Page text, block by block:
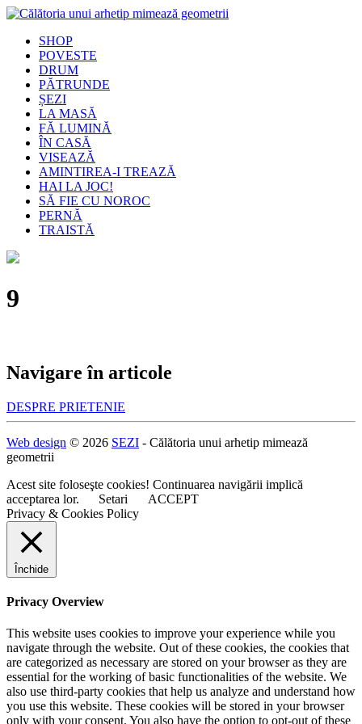
SHOP
POVESTE
DRUM
PĂTRUNDE
ȘEZI
LA MASĂ
FĂ LUMINĂ
ÎN CASĂ
VISEAZĂ
AMINTIREA-I TREAZĂ
HAI LA JOC!
SĂ FIE CU NOROC
PERNĂ
TRAISTĂ
9
Navigare în articole
DESPRE PRIETENIE
Web design © 2026 SEZI - Călătoria unui arhetip mimează
geometrii
Acest site foloseşte cookies! Continuarea navigării implică
acceptarea lor.
Setari
ACCEPT
Privacy & Cookies Policy
Închide
Privacy Overview
This website uses cookies to improve your experience while you
navigate through the website. Out of these cookies, the cookies that
are categorized as necessary are stored on your browser as they are
essential for the working of basic functionalities of the website. We
also use third-party cookies that help us analyze and understand how
you use this website. These cookies will be stored in your browser
only with your consent. You also have the option to opt-out of these